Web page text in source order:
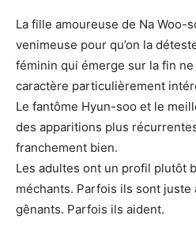
La fille amoureuse de Na Woo-
venimeuse pour qu’on la
féminin qui émerge sur la fin
caractère particulièrement
Le fantôme Hyun-soo et le
des apparitions plus
franchement bien.
Les adultes ont un profil plutôt
méchants. Parfois ils sont juste
gênants. Parfois ils aident.